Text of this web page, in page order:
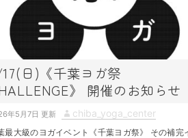
日)《千葉ヨガ祭
》 開催のお知らせ
年5月7日
A
u
chiba_yoga_center
最大級のヨガイベント《千葉ヨガ祭》 その補完